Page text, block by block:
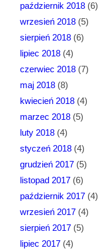
październik 2018(6)
wrzesień 2018(5)
sierpień 2018(6)
lipiec 2018(4)
czerwiec 2018(7)
maj 2018(8)
kwiecień 2018(4)
marzec 2018(5)
luty 2018(4)
styczeń 2018(4)
grudzień 2017(5)
listopad 2017(6)
październik 2017(4)
wrzesień 2017(4)
sierpień 2017(5)
lipiec 2017(4)